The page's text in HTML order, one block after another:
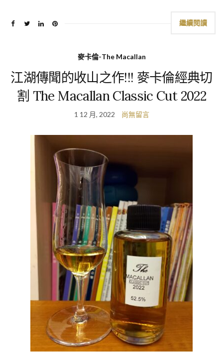
繼續閱讀
麥卡倫-The Macallan
江湖傳聞的收山之作!!! 麥卡倫經典切
割 The Macallan Classic Cut 2022
1 12 月, 2022 尚無留言